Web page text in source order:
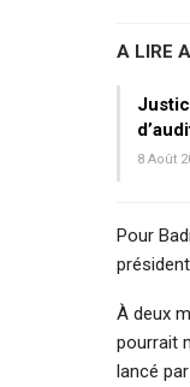
A LIRE
8 Août
Pour
À deux
pourrait
lancé